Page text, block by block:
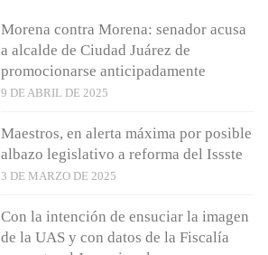
Morena contra Morena: senador acusa
a alcalde de Ciudad Juárez de
promocionarse anticipadamente
9 DE ABRIL DE 2025
Maestros, en alerta máxima por posible
albazo legislativo a reforma del Issste
3 DE MARZO DE 2025
Con la intención de ensuciar la imagen
de la UAS y con datos de la Fiscalía